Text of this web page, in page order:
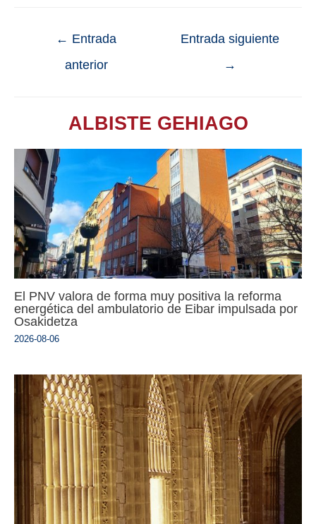
← Entrada
anterior
Entrada siguiente
→
ALBISTE GEHIAGO
El PNV valora de forma muy positiva la reforma
energética del ambulatorio de Eibar impulsada por
Osakidetza
2026-08-06